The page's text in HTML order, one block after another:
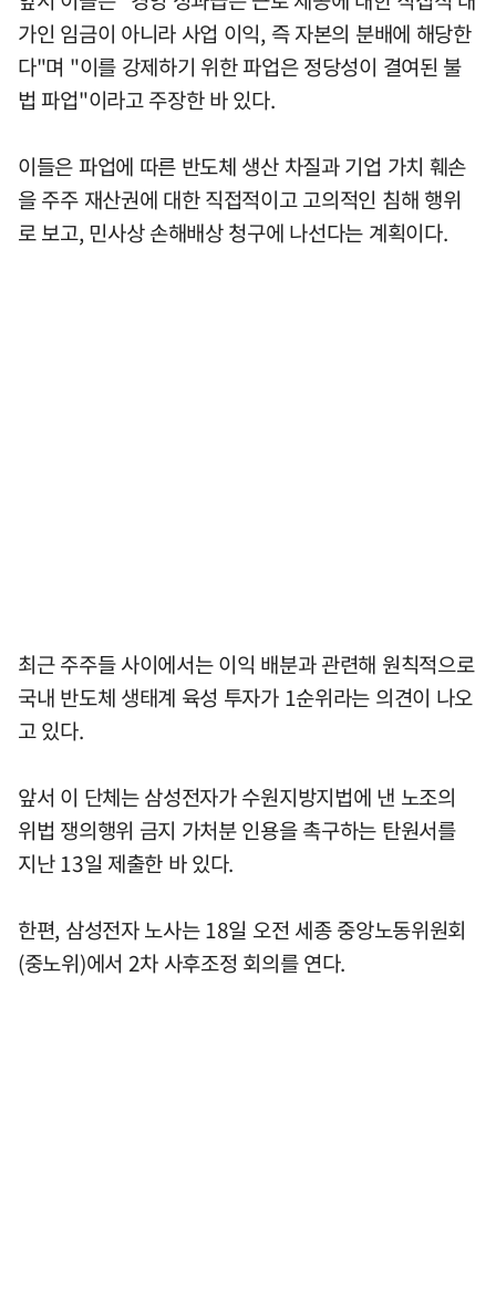
가인 임금이 아니라 사업 이익, 즉 자본의 분배에 해당한
다"며 "이를 강제하기 위한 파업은 정당성이 결여된 불
법 파업"이라고 주장한 바 있다.
이들은 파업에 따른 반도체 생산 차질과 기업 가치 훼손
을 주주 재산권에 대한 직접적이고 고의적인 침해 행위
로 보고, 민사상 손해배상 청구에 나선다는 계획이다.
최근 주주들 사이에서는 이익 배분과 관련해 원칙적으로
국내 반도체 생태계 육성 투자가 1순위라는 의견이 나오
고 있다.
앞서 이 단체는 삼성전자가 수원지방지법에 낸 노조의
위법 쟁의행위 금지 가처분 인용을 촉구하는 탄원서를
지난 13일 제출한 바 있다.
한편, 삼성전자 노사는 18일 오전 세종 중앙노동위원회
(중노위)에서 2차 사후조정 회의를 연다.